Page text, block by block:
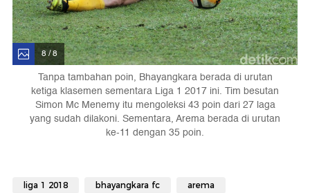
8 / 8
Tanpa tambahan poin, Bhayangkara berada di urutan
ketiga klasemen sementara Liga 1 2017 ini. Tim besutan
Simon Mc Menemy itu mengoleksi 43 poin dari 27 laga
yang sudah dilakoni. Sementara, Arema berada di urutan
ke-11 dengan 35 poin.
liga 1 2018 bhayangkara fc arema